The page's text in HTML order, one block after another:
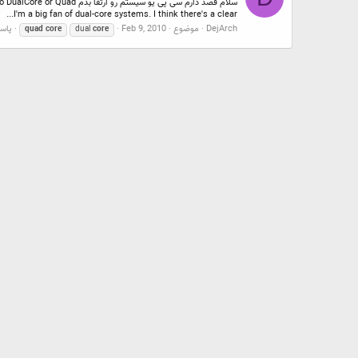
I'm a big fan of dual-core systems. I think there's a clear...
DejArch
موضوع Feb 9, 2010
dual core
quad core